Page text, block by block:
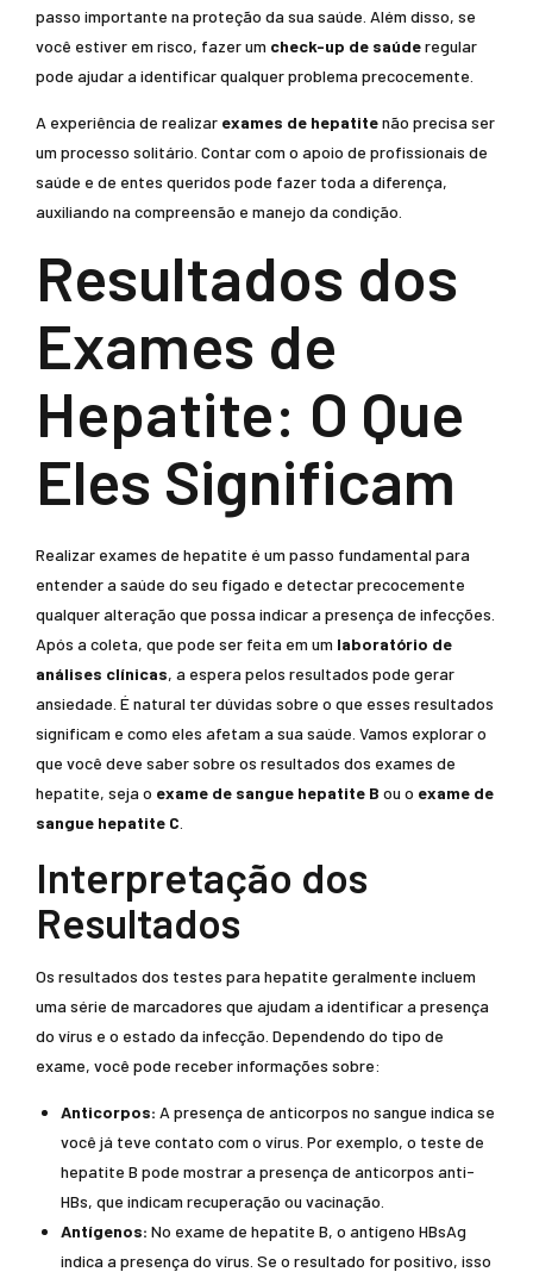
passo importante na proteção da sua saúde. Além disso, se
você estiver em risco, fazer um check-up de saúderegular
pode ajudar a identificar qualquer problema precocemente.
A experiência de realizar exames de hepatitenão precisa ser
um processo solitário. Contar com o apoio de profissionais de
saúde e de entes queridos pode fazer toda a diferença,
auxiliando na compreensão e manejo da condição.
Resultados dos
Exames de
Hepatite: O Que
Eles Significam
Realizar exames de hepatite é um passo fundamental para
entender a saúde do seu fígado e detectar precocemente
qualquer alteração que possa indicar a presença de infecções.
Após a coleta, que pode ser feita em um laboratório de
análises clínicas, a espera pelos resultados pode gerar
ansiedade. É natural ter dúvidas sobre o que esses resultados
significam e como eles afetam a sua saúde. Vamos explorar o
que você deve saber sobre os resultados dos exames de
hepatite, seja o exame de sangue hepatite B ou o exame de
sangue hepatite C
Interpretação dos
Resultados
Os resultados dos testes para hepatite geralmente incluem
uma série de marcadores que ajudam a identificar a presença
do vírus e o estado da infecção. Dependendo do tipo de
exame, você pode receber informações sobre:
Anticorpos: A presença de anticorpos no sangue indica se
você já teve contato com o vírus. Por exemplo, o teste de
hepatite B pode mostrar a presença de anticorpos anti-
HBs, que indicam recuperação ou vacinação.
Antígenos: No exame de hepatite B, o antígeno HBsAg
indica a presença do vírus. Se o resultado for positivo, isso